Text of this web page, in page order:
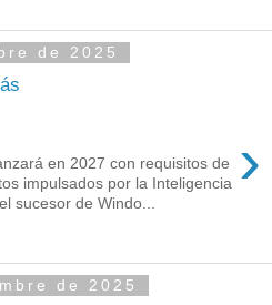
de 2025
›
en 2027 con requisitos de
impulsados por la Inteligencia
sucesor de Windo...
de 2025